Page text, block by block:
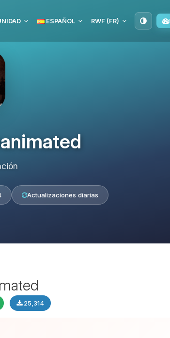
ESPAÑOL RWF (FR)
Actualizaciones diarias
25,314